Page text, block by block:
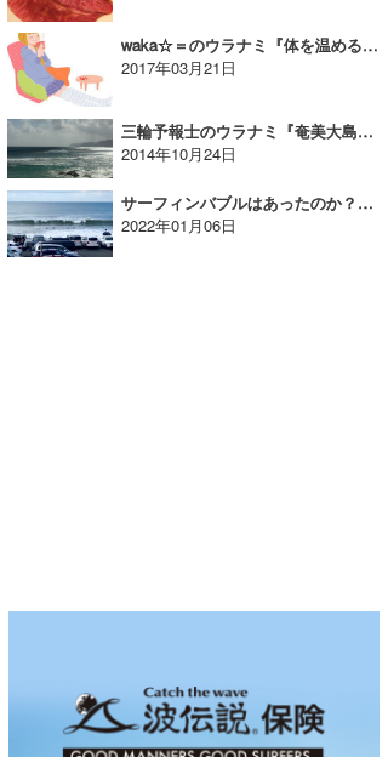
waka☆＝のウラナミ『体を温めるのは大事！！』
2017年03月21日
三輪予報士のウラナミ『奄美大島×台風19号 DAY1』
2014年10月24日
サーフィンバブルはあったのか？最新のレジャー白書で実情を見てみた｜MINのウラナミVol.355
2022年01月06日
予報士 hiro.
banpaku
Mr.K
chappy